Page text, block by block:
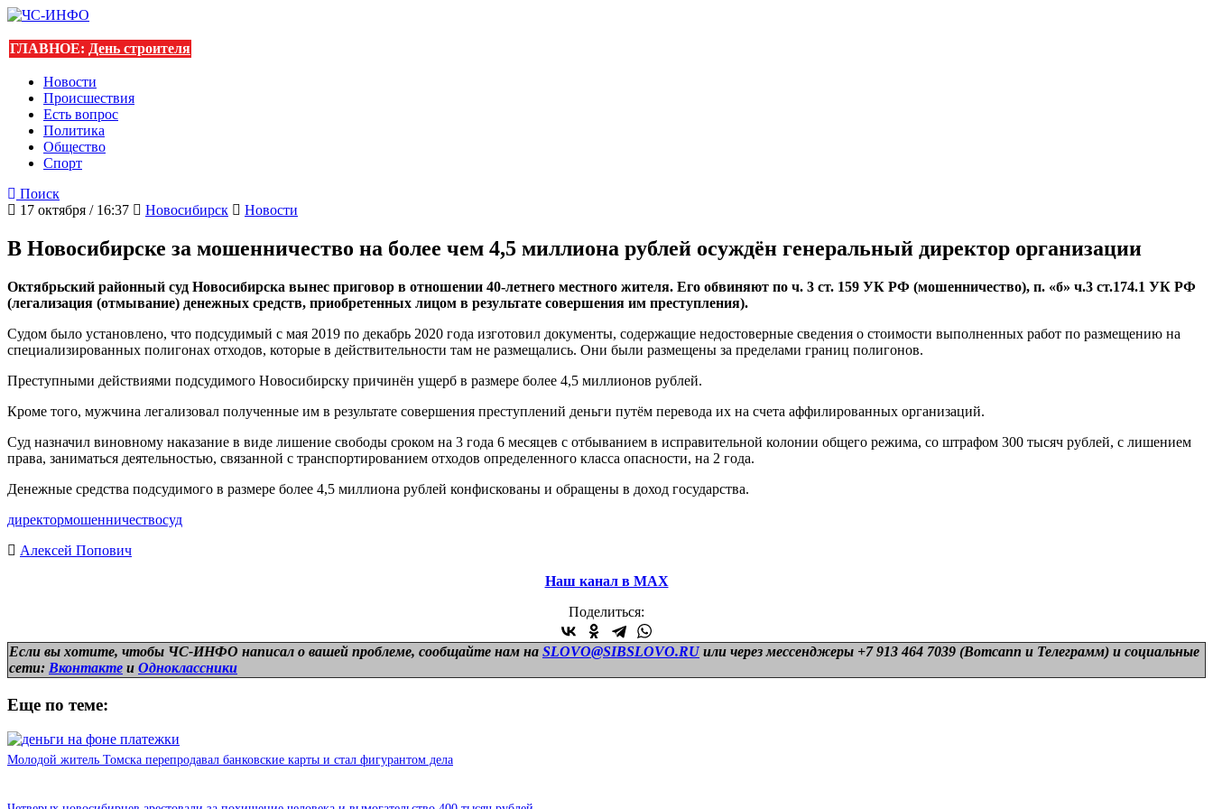
ГЛАВНОЕ: День строителя
Новости
Происшествия
Есть вопрос
Политика
Общество
Спорт
Поиск
17 октября / 16:37
Новосибирск Новости
В Новосибирске за мошенничество на более чем 4,5 миллиона рублей осуждён генеральный директор организации
Октябрьский районный суд Новосибирска вынес приговор в отношении 40-летнего местного жителя. Его обвиняют по ч. 3 ст. 159 УК РФ (мошенничество), п. «б» ч.3 ст.174.1 УК РФ
(легализация (отмывание) денежных средств, приобретенных лицом в результате совершения им преступления).
Судом было установлено, что подсудимый с мая 2019 по декабрь 2020 года изготовил документы, содержащие недостоверные сведения о стоимости выполненных работ по размещению на
специализированных полигонах отходов, которые в действительности там не размещались. Они были размещены за пределами границ полигонов.
Преступными действиями подсудимого Новосибирску причинён ущерб в размере более 4,5 миллионов рублей.
Кроме того, мужчина легализовал полученные им в результате совершения преступлений деньги путём перевода их на счета аффилированных организаций.
Суд назначил виновному наказание в виде лишение свободы сроком на 3 года 6 месяцев с отбыванием в исправительной колонии общего режима, со штрафом 300 тысяч рублей, с лишением
права, заниматься деятельностью, связанной с транспортированием отходов определенного класса опасности, на 2 года.
Денежные средства подсудимого в размере более 4,5 миллиона рублей конфискованы и обращены в доход государства.
директормошенничествосуд
Алексей Попович
Наш канал в МАХ
Поделиться:
Если вы хотите, чтобы ЧС-ИНФО написал о вашей проблеме, сообщайте нам на SLOVO@SIBSLOVO.RU или через мессенджеры +7 913 464 7039 (Вотсапп и Телеграмм) и социальные
сети: Вконтакте и Одноклассники
Еще по теме:
Молодой житель Томска перепродавал банковские карты и стал фигурантом дела